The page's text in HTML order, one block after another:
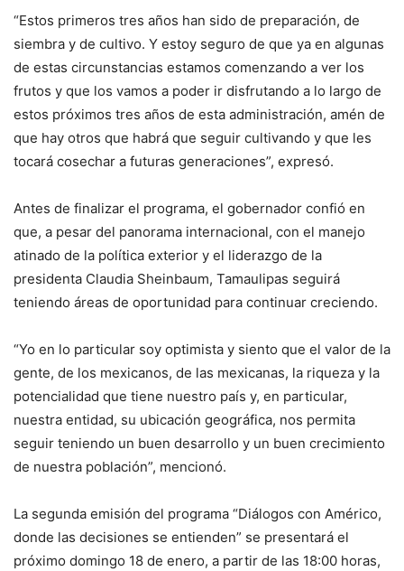
“Estos primeros tres años han sido de preparación, de
siembra y de cultivo. Y estoy seguro de que ya en algunas
de estas circunstancias estamos comenzando a ver los
frutos y que los vamos a poder ir disfrutando a lo largo de
estos próximos tres años de esta administración, amén de
que hay otros que habrá que seguir cultivando y que les
tocará cosechar a futuras generaciones”, expresó.
Antes de finalizar el programa, el gobernador confió en
que, a pesar del panorama internacional, con el manejo
atinado de la política exterior y el liderazgo de la
presidenta Claudia Sheinbaum, Tamaulipas seguirá
teniendo áreas de oportunidad para continuar creciendo.
“Yo en lo particular soy optimista y siento que el valor de la
gente, de los mexicanos, de las mexicanas, la riqueza y la
potencialidad que tiene nuestro país y, en particular,
nuestra entidad, su ubicación geográfica, nos permita
seguir teniendo un buen desarrollo y un buen crecimiento
de nuestra población”, mencionó.
La segunda emisión del programa “Diálogos con Américo,
donde las decisiones se entienden” se presentará el
próximo domingo 18 de enero, a partir de las 18:00 horas,